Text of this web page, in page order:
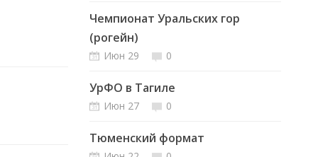
Чемпионат Уральских гор
(рогейн)
Июн 29 0
УрФО в Тагиле
Июн 27 0
Тюменский формат